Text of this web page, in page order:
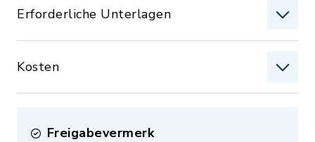
Erforderliche Unterlagen
Kosten
Freigabevermerk